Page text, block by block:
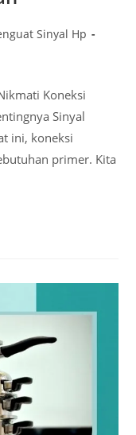
Sinyal Hp
Koneksi
Sinyal
ini, koneksi
primer. Kita